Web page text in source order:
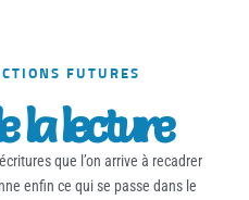
FUTURES
la lecture
que l’on arrive à recadrer
enfin ce qui se passe dans le